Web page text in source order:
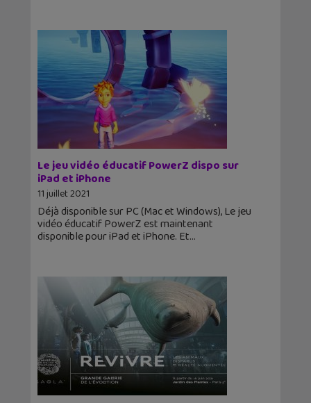
Le jeu vidéo éducatif PowerZ dispo sur
iPad et iPhone
11 juillet 2021
Déjà disponible sur PC (Mac et Windows), Le jeu
vidéo éducatif PowerZ est maintenant
disponible pour iPad et iPhone. Et